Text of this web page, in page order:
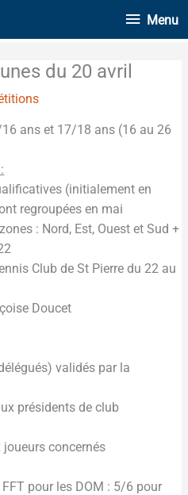
Menu
Menu
du 20 avril
ans et 17/18 ans (16 au 26
(initialement en
regroupées en mai
: Nord, Est, Ouest et Sud +
Club de St Pierre du 22 au
Doucet
validés par la
présidents de club
joueurs concernés
pour les DOM : 5/6 pour